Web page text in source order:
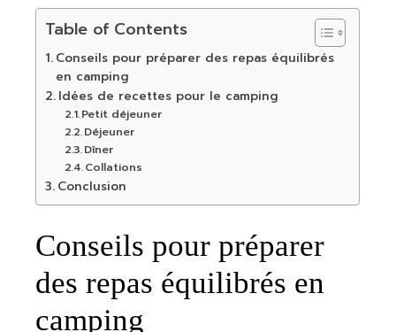
Table of Contents
Conseils pour préparer des repas équilibrés
en camping
Idées de recettes pour le camping
Petit déjeuner
Déjeuner
Dîner
Collations
Conclusion
Conseils pour préparer
des repas équilibrés en
camping